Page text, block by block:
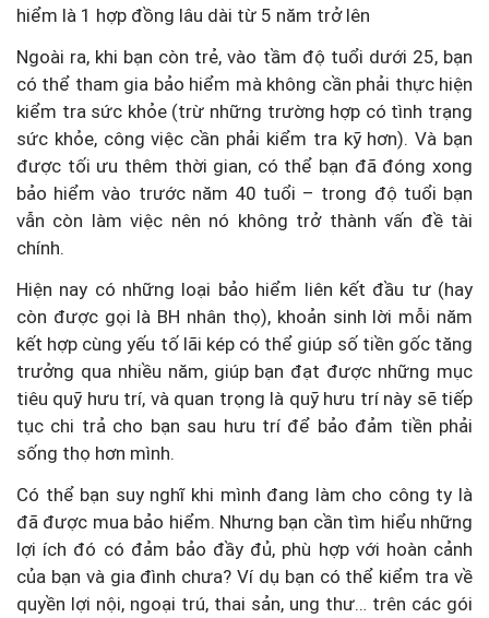
hiểm là 1 hợp đồng lâu dài từ 5 năm trở lên
Ngoài ra, khi bạn còn trẻ, vào tầm độ tuổi dưới 25, bạn
có thể tham gia bảo hiểm mà không cần phải thực hiện
kiểm tra sức khỏe (trừ những trường hợp có tình trạng
sức khỏe, công việc cần phải kiểm tra kỹ hơn). Và bạn
được tối ưu thêm thời gian, có thể bạn đã đóng xong
bảo hiểm vào trước năm 40 tuổi – trong độ tuổi bạn
vẫn còn làm việc nên nó không trở thành vấn đề tài
chính.
Hiện nay có những loại bảo hiểm liên kết đầu tư (hay
còn được gọi là BH nhân thọ), khoản sinh lời mỗi năm
kết hợp cùng yếu tố lãi kép có thể giúp số tiền gốc tăng
trưởng qua nhiều năm, giúp bạn đạt được những mục
tiêu quỹ hưu trí, và quan trọng là quỹ hưu trí này sẽ tiếp
tục chi trả cho bạn sau hưu trí để bảo đảm tiền phải
sống thọ hơn mình.
Có thể bạn suy nghĩ khi mình đang làm cho công ty là
đã được mua bảo hiểm. Nhưng bạn cần tìm hiểu những
lợi ích đó có đảm bảo đầy đủ, phù hợp với hoàn cảnh
của bạn và gia đình chưa? Ví dụ bạn có thể kiểm tra về
quyền lợi nội, ngoại trú, thai sản, ung thư… trên các gói